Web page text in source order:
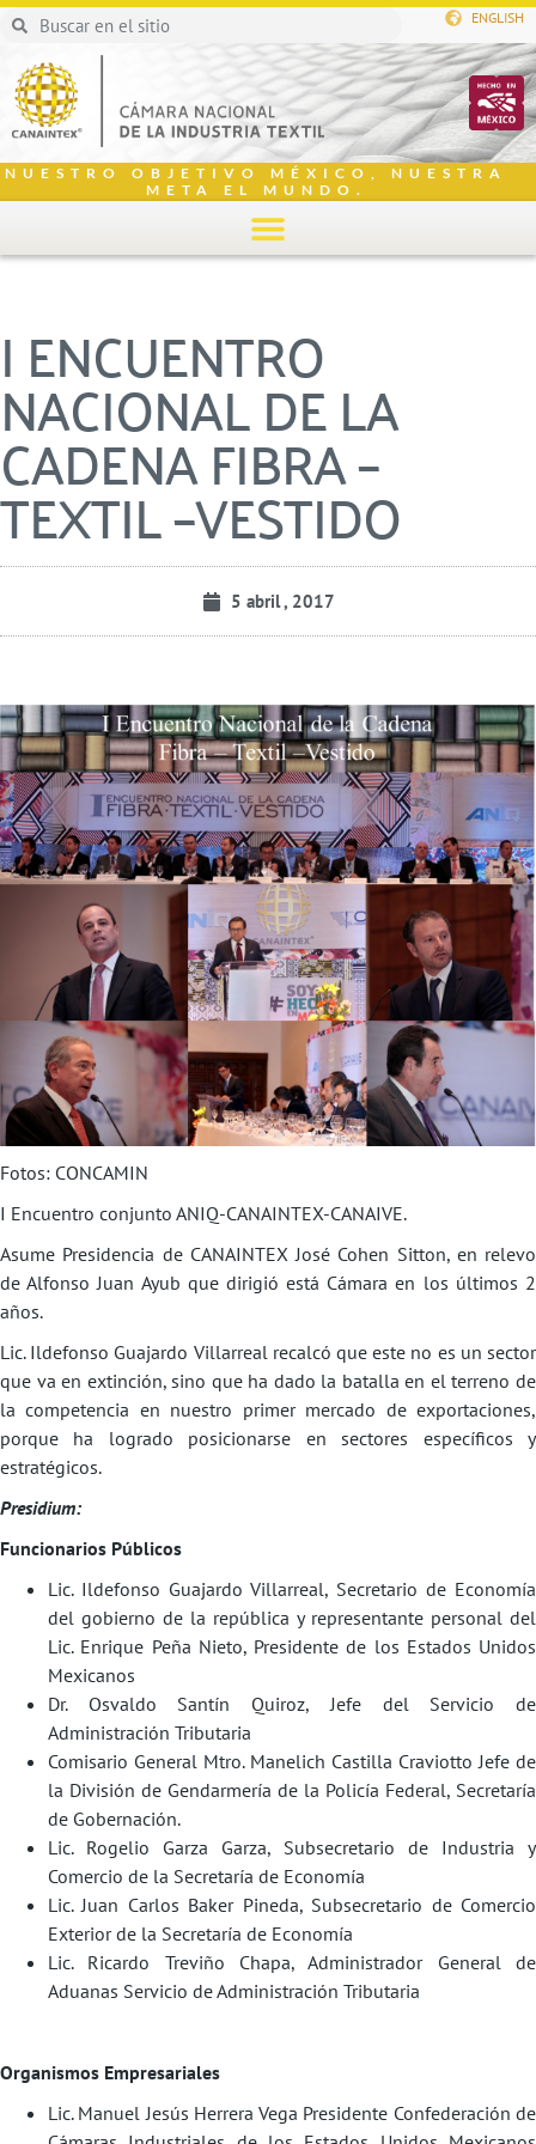
ENGLISH
NUESTRO OBJETIVO MÉXICO, NUESTRA
META EL MUNDO.
I ENCUENTRO
NACIONAL DE LA
CADENA FIBRA –
TEXTIL –VESTIDO
5 abril , 2017
Fotos: CONCAMIN
I Encuentro conjunto ANIQ-CANAINTEX-CANAIVE.
Asume Presidencia de CANAINTEX José Cohen Sitton, en relevo
de Alfonso Juan Ayub que dirigió está Cámara en los últimos 2
años.
Lic. Ildefonso Guajardo Villarreal recalcó que este no es un sector
que va en extinción, sino que ha dado la batalla en el terreno de
la competencia en nuestro primer mercado de exportaciones,
porque ha logrado posicionarse en sectores específicos y
estratégicos.
Presidium:
Funcionarios Públicos
Lic. Ildefonso Guajardo Villarreal, Secretario de Economía
del gobierno de la república y representante personal del
Lic. Enrique Peña Nieto, Presidente de los Estados Unidos
Mexicanos
Dr. Osvaldo Santín Quiroz, Jefe del Servicio de
Administración Tributaria
Comisario General Mtro. Manelich Castilla Craviotto Jefe de
la División de Gendarmería de la Policía Federal, Secretaría
de Gobernación.
Lic. Rogelio Garza Garza, Subsecretario de Industria y
Comercio de la Secretaría de Economía
Lic. Juan Carlos Baker Pineda, Subsecretario de Comercio
Exterior de la Secretaría de Economía
Lic. Ricardo Treviño Chapa, Administrador General de
Aduanas Servicio de Administración Tributaria
Organismos Empresariales
Lic. Manuel Jesús Herrera Vega Presidente Confederación de